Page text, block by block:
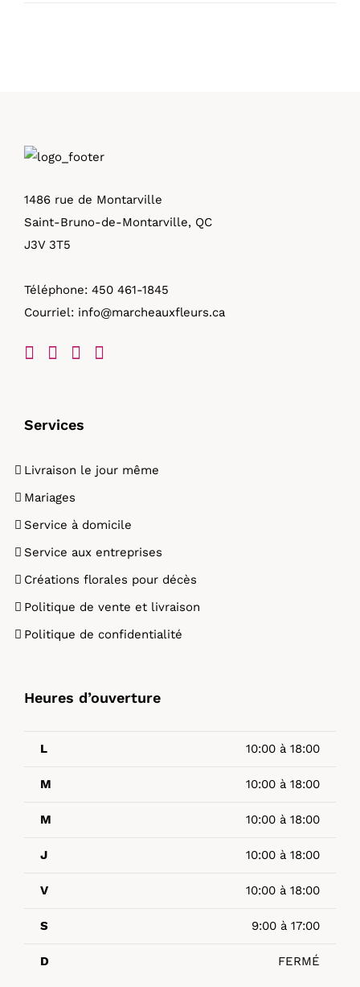
1486 rue de Montarville
Saint-Bruno-de-Montarville, QC
J3V 3T5
Téléphone: 450 461-1845
Courriel: info@marcheauxfleurs.ca
Services
Livraison le jour même
Mariages
Service à domicile
Service aux entreprises
Créations florales pour décès
Politique de vente et livraison
Politique de confidentialité
Heures d’ouverture
L 10:00 à 18:00
M 10:00 à 18:00
M 10:00 à 18:00
J 10:00 à 18:00
V 10:00 à 18:00
S 9:00 à 17:00
D FERMÉ